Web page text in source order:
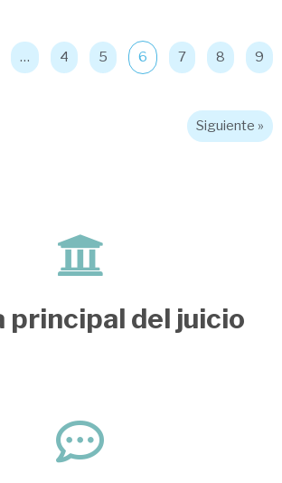
… 4 5 6 7 8 9
Siguiente »
principal del juicio